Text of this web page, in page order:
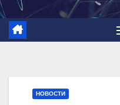
НОВОСТИ